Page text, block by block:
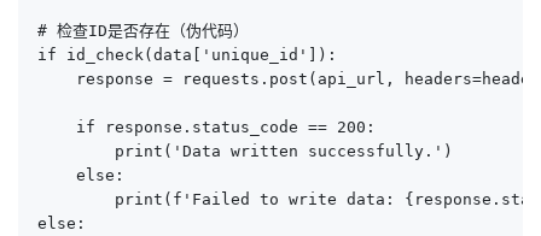
# 检查ID是否存在（伪代码）
if id_check(data['unique_id']):
response = requests.post(api_url,
    if response.status_code == 200:
        print('Data written successfully.')
    else:
print(f'Failed to write data:
else: